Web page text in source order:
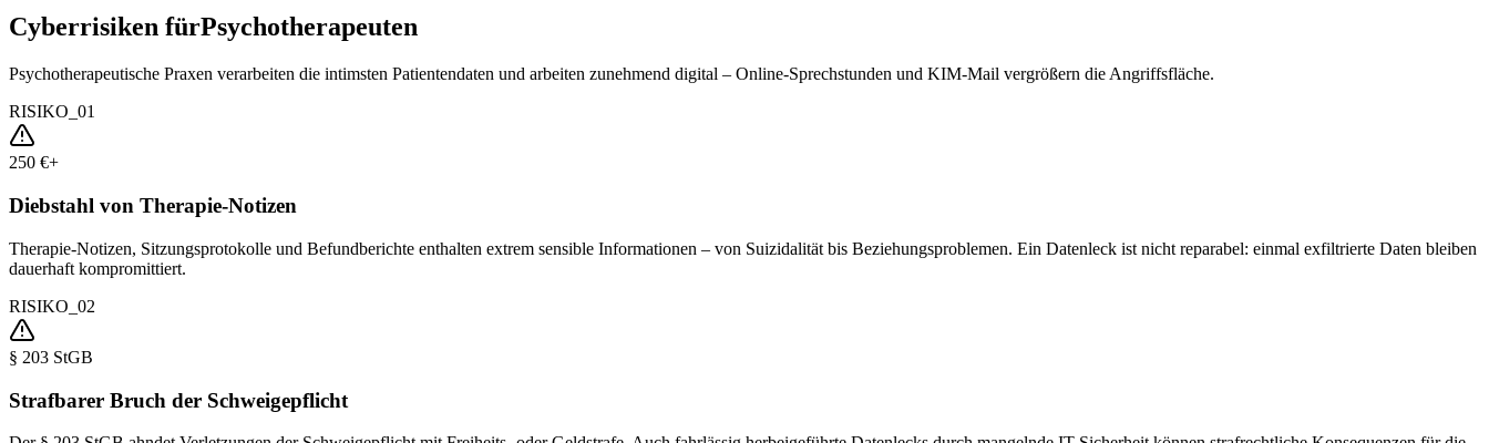
Cyberrisiken fürPsychotherapeuten
Psychotherapeutische Praxen verarbeiten die intimsten Patientendaten und arbeiten zunehmend digital – Online-Sprechstunden und KIM-Mail vergrößern die Angriffsfläche.
RISIKO_01
250 €+
Diebstahl von Therapie-Notizen
Therapie-Notizen, Sitzungsprotokolle und Befundberichte enthalten extrem sensible Informationen – von Suizidalität bis Beziehungsproblemen. Ein Datenleck ist nicht reparabel: einmal exfiltrierte Daten bleiben
dauerhaft kompromittiert.
RISIKO_02
§ 203 StGB
Strafbarer Bruch der Schweigepflicht